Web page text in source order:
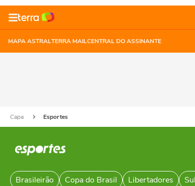
MAPA ASTRALTERRA MAILCENTRAL DO ASSINANTE
Capa Esportes
Brasileirão Copa do Brasil Libertadores